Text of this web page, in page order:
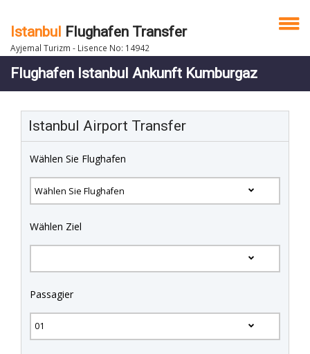
Istanbul Flughafen Transfer
Ayjemal Turizm - Lisence No: 14942
Flughafen Istanbul Ankunft Kumburgaz
Istanbul Airport Transfer
Wählen Sie Flughafen
Wählen Ziel
Passagier